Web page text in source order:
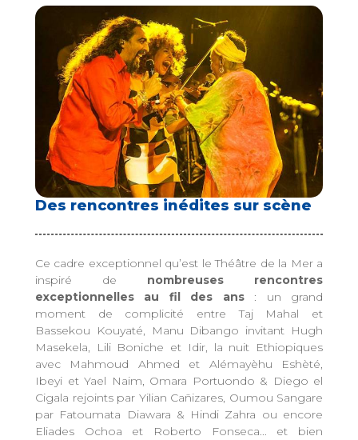
Des rencontres inédites sur scène
Ce cadre exceptionnel qu’est le Théâtre de la Mer a
inspiré de nombreuses rencontres
exceptionnelles au fil des ans: un grand
moment de complicité entre Taj Mahal et
Bassekou Kouyaté, Manu Dibango invitant Hugh
Masekela, Lili Boniche et Idir, la nuit Ethiopiques
avec Mahmoud Ahmed et Alémayèhu Eshèté,
Ibeyi et Yael Naim, Omara Portuondo & Diego el
Cigala rejoints par Yilian Cañizares, Oumou Sangare
par Fatoumata Diawara & Hindi Zahra ou encore
Eliades Ochoa et Roberto Fonseca... et bien